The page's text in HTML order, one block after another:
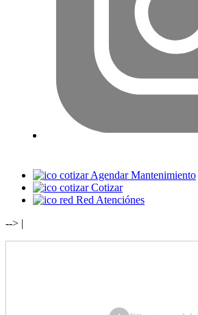
Agendar Mantenimiento
Cotizar
Red Atenciónes
--> |